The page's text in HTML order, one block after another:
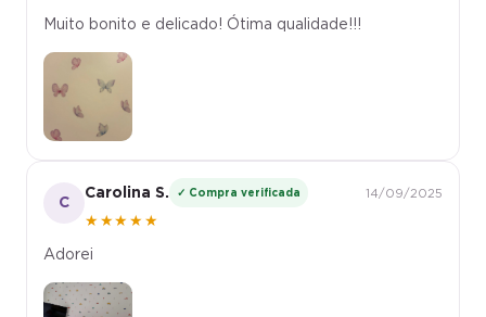
Muito bonito e delicado! Ótima qualidade!!!
C
Carolina S. ✓ Compra verificada
★★★★★
14/09/2025
Adorei